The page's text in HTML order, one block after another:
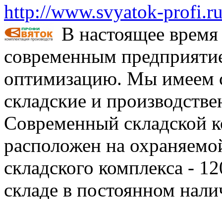
http://www.svyatok-
В настоящее
современным
оптимизацию. Мы имеем
складские и
Современный складской
расположен на
складского комплекса -
складе в постоянном